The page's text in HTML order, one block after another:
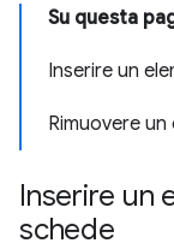
Su questa
Inserire un
Rimuovere
Inserire un
schede